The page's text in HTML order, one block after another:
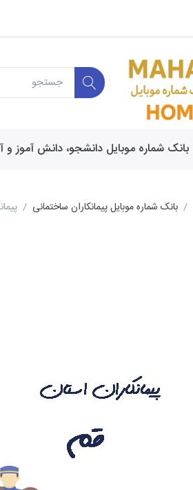
بانک شماره موبایل دانشجو، دانش آموز و
بانک شماره موبایل پیمانکاران ساختمانی